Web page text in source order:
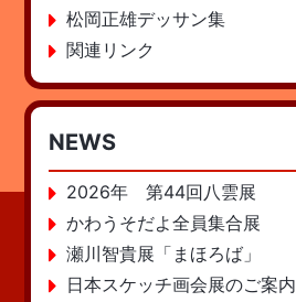
松岡正雄デッサン集
関連リンク
NEWS
2026年 第44回八雲展
かわうそだよ全員集合展
瀬川智貴展「まほろば」
日本スケッチ画会展のご案内